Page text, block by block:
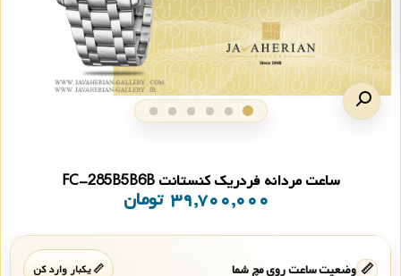
ساعت مردانه فردریک کنستانت FC-285B5B6B
۳۹,۷۰۰,۰۰۰ تومان
📏 وضعیت ساعت روی مچ شما 📏 یکبار وارد کن